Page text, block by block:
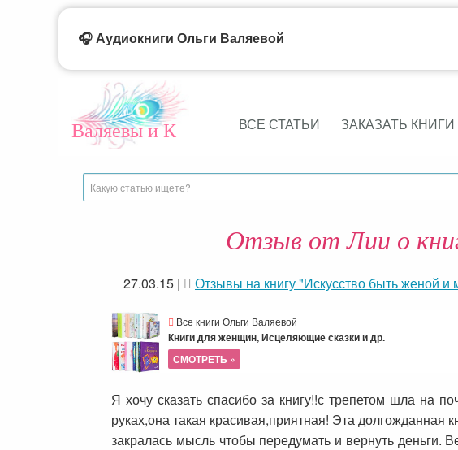
Валяевы и К ВСЕ СТАТЬИ ЗАКАЗАТЬ КНИГИ
Отзыв от Лии о
27.03.15 | Отзывы на книгу "Искусство быть женой и
Все книги Ольги Валяевой
Книги для женщин, Исцеляющие сказки и др.
СМОТРЕТЬ »
Я хочу сказать спасибо за книгу!!с трепетом шла на
руках,она такая красивая,приятная! Эта
закралась мысль чтобы передумать и вернуть
🎧 Аудиокниги Ольги Валяевой